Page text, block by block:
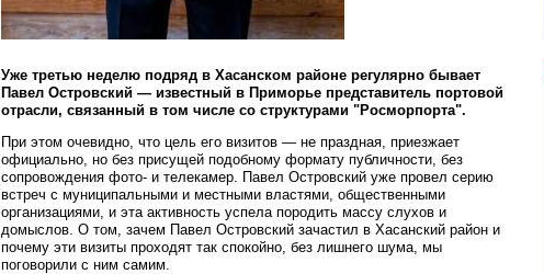
Уже третью неделю подряд в Хасанском районе регулярно бывает
Павел Островский — известный в Приморье представитель портовой
отрасли, связанный в том числе со структурами "Росморпорта".
При этом очевидно, что цель его визитов — не праздная, приезжает
официально, но без присущей подобному формату публичности, без
сопровождения фото- и телекамер. Павел Островский уже провел серию
встреч с муниципальными и местными властями, общественными
организациями, и эта активность успела породить массу слухов и
домыслов. О том, зачем Павел Островский зачастил в Хасанский район и
почему эти визиты проходят так спокойно, без лишнего шума, мы
поговорили с ним самим.